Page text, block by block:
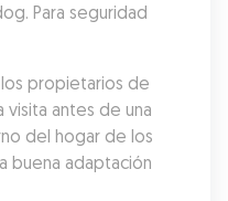
Para seguridad
propietarios de
antes de una
del hogar de los
buena adaptación